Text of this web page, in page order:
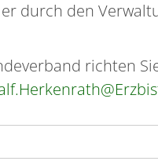
durch den
richten